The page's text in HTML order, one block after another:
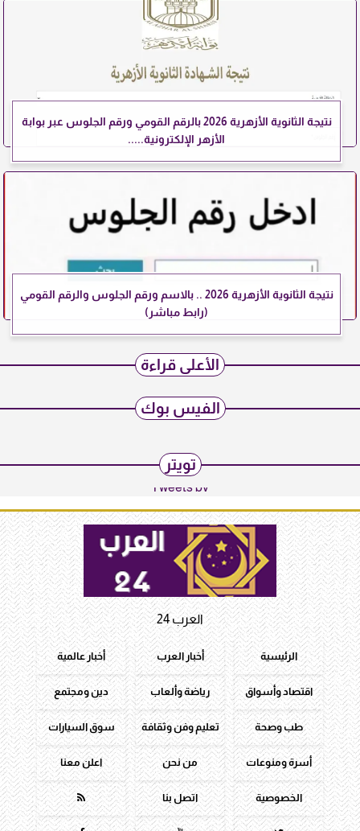
نتيجة الثانوية الأزهرية 2026 بالرقم القومي ورقم الجلوس عبر بوابة
الأزهر الإلكترونية.....
نتيجة الثانوية الأزهرية 2026 .. بالاسم ورقم الجلوس والرقم القومي
(رابط مباشر)
الأعلى قراءة
الفيس بوك
تويتر
Tweets by
العرب 24
الرئيسية أخبار العرب أخبار عالمية
اقتصاد وأسواق رياضة وألعاب دين ومجتمع
طب وصحة تعليم وفن وثقافة سوق السيارات
أسرة ومنوعات من نحن اعلن معنا
الخصوصية اتصل بنا 